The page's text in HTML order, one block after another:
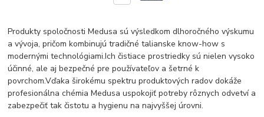
Produkty spoločnosti Medusa sú výsledkom dlhoročného výskumu
a vývoja, pričom kombinujú tradičné talianske know-how s
modernými technológiami.Ich čistiace prostriedky sú nielen vysoko
účinné, ale aj bezpečné pre používateľov a šetrné k
povrchom.Vďaka širokému spektru produktových radov dokáže
profesionálna chémia Medusa uspokojiť potreby rôznych odvetví a
zabezpečiť tak čistotu a hygienu na najvyššej úrovni.